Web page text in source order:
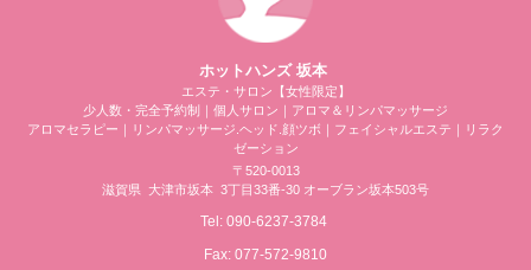
ホットハンズ 坂本
エステ・サロン【女性限定】
少人数・完全予約制｜個人サロン｜アロマ＆リンパマッサージ
アロマセラピー｜リンパマッサージ.ヘッド.顔ツボ｜フェイシャルエステ｜リラク
ゼーション
〒520-0013
滋賀県
大津市坂本 3丁目33番-30 オーブラン坂本503号
Tel: 090-6237-3784
Fax: 077-572-9810